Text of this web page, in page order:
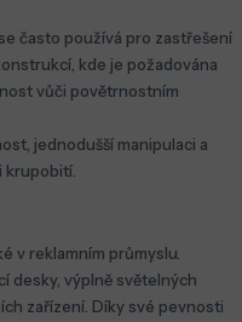
často používá pro zastřešení
kde je požadována
vůči povětrnostním
jednodušší manipulaci a
krupobití.
v reklamním průmyslu.
desky, výplně světelných
zařízení. Díky své pevnosti